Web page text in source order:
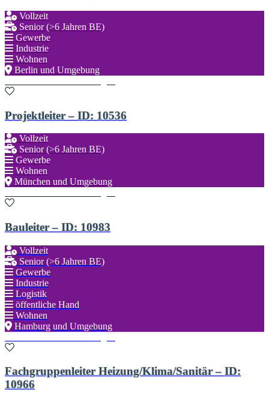
Vollzeit
Senior (>6 Jahren BE)
Gewerbe
Industrie
Wohnen
Berlin und Umgebung
Projektleiter – ID: 10536
Vollzeit
Senior (>6 Jahren BE)
Gewerbe
Wohnen
München und Umgebung
Bauleiter – ID: 10983
Vollzeit
Senior (>6 Jahren BE)
Gewerbe
Industrie
Logistik
öffentliche Hand
Wohnen
Hamburg und Umgebung
Fachgruppenleiter Heizung/Klima/Sanitär – ID:
10966